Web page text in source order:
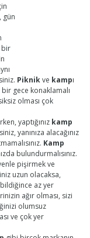
gün
bir
Piknikve kampı
gece konaklamalı
olması çok
yaptığınız kamp
yanınıza alacağınız
Kamp
bulundurmalısınız.
pişirmek ve
uzun olacaksa,
az yer
ağır olması, sizi
olumsuz
ve çok yer